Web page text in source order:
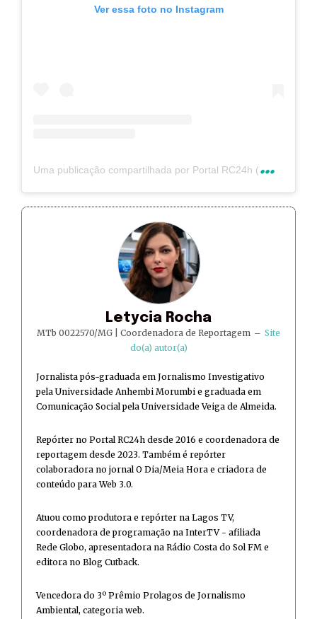
Ver essa foto no Instagram
U
ma publicação compartilhada por Portal RC24h (@rc24hnoticias)
Letycia Rocha
MTb 0022570/MG | Coordenadora de Reportagem – Site
do(a) autor(a)
Jornalista pós-graduada em Jornalismo Investigativo
pela Universidade Anhembi Morumbi e graduada em
Comunicação Social pela Universidade Veiga de Almeida.
Repórter no Portal RC24h desde 2016 e coordenadora de
reportagem desde 2023. Também é repórter
colaboradora no jornal O Dia/Meia Hora e criadora de
conteúdo para Web 3.0.
Atuou como produtora e repórter na Lagos TV,
coordenadora de programação na InterTV - afiliada
Rede Globo, apresentadora na Rádio Costa do Sol FM e
editora no Blog Cutback.
Vencedora do 3º Prêmio Prolagos de Jornalismo
Ambiental, categoria web.